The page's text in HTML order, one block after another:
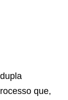
que,